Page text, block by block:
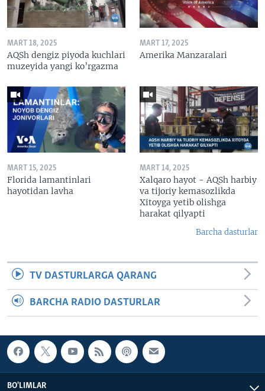
MART 18, 2025
AQSh dengiz piyoda kuchlari
muzeyida yangi ko’rgazma
MART 17, 2025
Amerika Manzaralari
MART 15, 2025
Florida lamantinlari
hayotidan lavha
MART 14, 2025
Xalqaro hayot - AQSh harbiy
va tijoriy kemasozlikda
Xitoyga yetib olishga
harakat qilyapti
Barcha dasturlar
TV DASTURLARGA QARANG
BARCHA RADIO DASTURLAR
BO'LIMLAR